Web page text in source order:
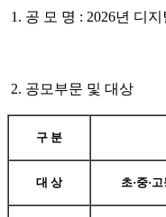
1. 공 모 명 : 2026년 디
2. 공모부문 및 대상
구 분
대 상 초·중·